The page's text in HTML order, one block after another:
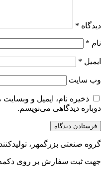
دیدگاه *
نام *
ایمیل *
وب‌ سایت
ذخیره نام، ایمیل و
دوباره دیدگاهی می‌نویسم.
گروه صنعتی بزرگمهر،
جهت ثبت سفارش بر روی دکمه